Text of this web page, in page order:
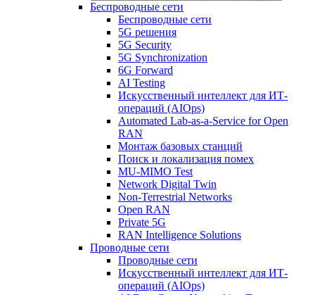
Беспроводные сети
Беспроводные сети
5G решения
5G Security
5G Synchronization
6G Forward
AI Testing
Искусственный интеллект для ИТ-
операций (AIOps)
Automated Lab-as-a-Service for Open
RAN
Монтаж базовых станций
Поиск и локализация помех
MU-MIMO Test
Network Digital Twin
Non-Terrestrial Networks
Open RAN
Private 5G
RAN Intelligence Solutions
Проводные сети
Проводные сети
Искусственный интеллект для ИТ-
операций (AIOps)